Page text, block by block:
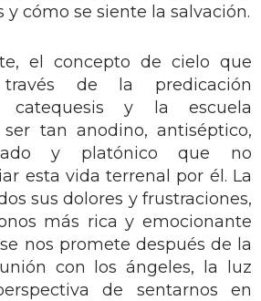
cómo se siente la salvación.
el concepto de cielo que
de la predicación
catequesis y la escuela
tan anodino, antiséptico,
y platónico que no
esta vida terrenal por él. La
sus dolores y frustraciones,
más rica y emocionante
nos promete después de la
con los ángeles, la luz
de sentarnos en